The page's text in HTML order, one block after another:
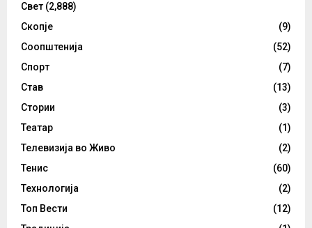
Свет (2,888)
Скопје
(9)
Соопштенија
(52)
Спорт
(7)
Став
(13)
Стории
(3)
Театар
(1)
Телевизија во Живо
(2)
Тенис
(60)
Технологија
(2)
Топ Вести
(12)